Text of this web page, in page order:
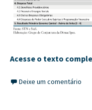
Acesse o texto
Deixe um comentário